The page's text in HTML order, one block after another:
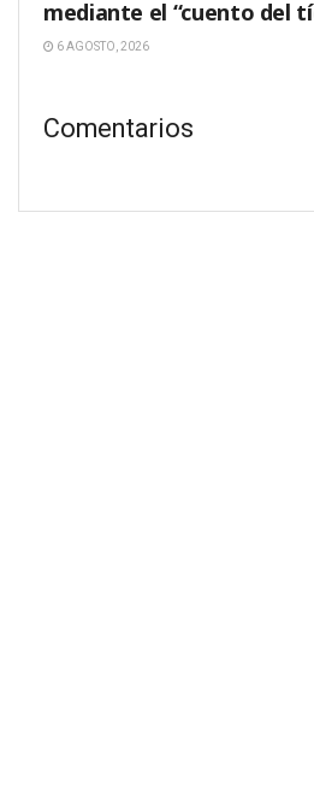
mediante el “cuento del
6 AGOSTO, 2026
Comentarios